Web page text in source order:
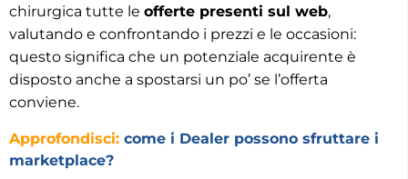
chirurgica tutte le offerte presenti sul web,
valutando e confrontando i prezzi e le occasioni:
questo significa che un potenziale acquirente è
disposto anche a spostarsi un po’ se l’offerta
conviene.
Approfondisci: come i Dealer possono sfruttare i
marketplace?